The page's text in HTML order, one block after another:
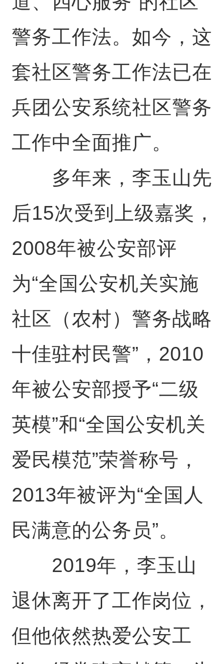
警务工作法。如今，这
套社区警务工作法已在
兵团公安系统社区警务
工作中全面推广。
多年来，李玉山先
后15次受到上级嘉奖，
2008年被公安部评
为“全国公安机关实施
社区（农村）警务战略
十佳驻村民警”，2010
年被公安部授予“二级
英模”和“全国公安机关
爱民模范”荣誉称号，
2013年被评为“全国人
民满意的公务员”。
2019年，李玉山
退休离开了工作岗位，
但他依然热爱公安工